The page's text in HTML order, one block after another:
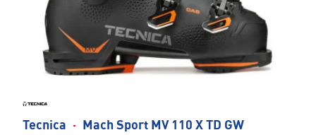
Tecnica ·
Mach Sport MV 110 X TD GW